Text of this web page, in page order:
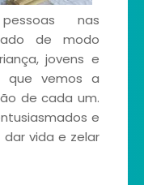
nas
de modo
jovens e
que vemos a
de cada um.
e
vida e zelar